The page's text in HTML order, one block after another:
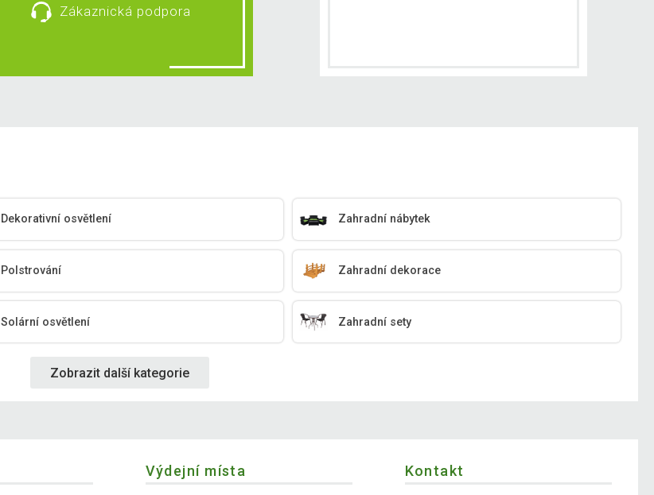
Zákaznická podpora
Dekorativní osvětlení Zahradní nábytek
Polstrování Zahradní dekorace
Solární osvětlení Zahradní sety
Zobrazit další kategorie
Výdejní místa Kontakt